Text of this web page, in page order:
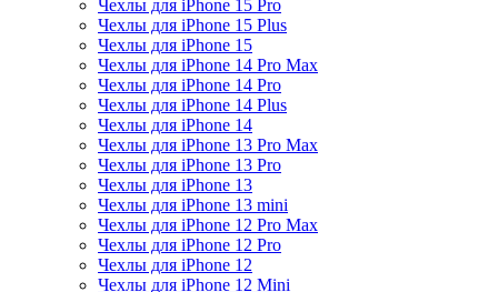
Чехлы для iPhone 15 Pro
Чехлы для iPhone 15 Plus
Чехлы для iPhone 15
Чехлы для iPhone 14 Pro Max
Чехлы для iPhone 14 Pro
Чехлы для iPhone 14 Plus
Чехлы для iPhone 14
Чехлы для iPhone 13 Pro Max
Чехлы для iPhone 13 Pro
Чехлы для iPhone 13
Чехлы для iPhone 13 mini
Чехлы для iPhone 12 Pro Max
Чехлы для iPhone 12 Pro
Чехлы для iPhone 12
Чехлы для iPhone 12 Mini